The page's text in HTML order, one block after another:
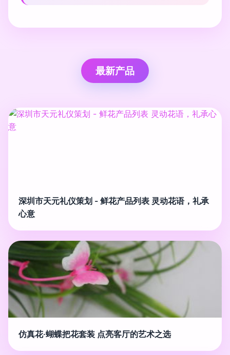
最新产品
深圳市天元礼仪策划 - 鲜花产品列表 灵动花语，礼承
心意
仿真花·蝴蝶把花套装 点亮客厅的艺术之选